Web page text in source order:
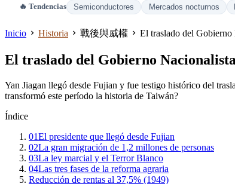
🔥 Tendencias Semiconductores Mercados nocturnos
Inicio Historia 戰後與威權 El traslado del Gobierno
El traslado del Gobierno
Yan Jiagan llegó desde Fujian y fue testigo histórico del
transformó este período la historia de Taiwán?
Índice
01El presidente que llegó desde Fujian
02La gran migración de 1,2 millones de personas
03La ley marcial y el Terror Blanco
04Las tres fases de la reforma agraria
Reducción de rentas al 37,5% (1949)